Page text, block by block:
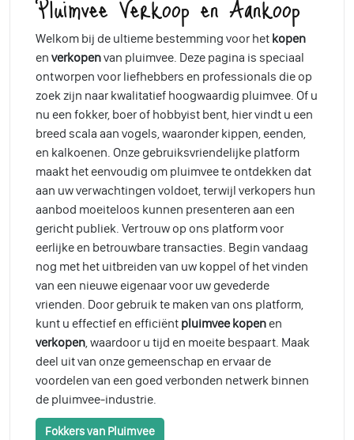
Welkom bij de ultieme bestemming voor het kopen
en verkopenvan pluimvee. Deze pagina is speciaal
ontworpen voor liefhebbers en professionals die op
zoek zijn naar kwalitatief hoogwaardig pluimvee. Of u
nu een fokker, boer of hobbyist bent, hier vindt u een
breed scala aan vogels, waaronder kippen, eenden,
en kalkoenen. Onze gebruiksvriendelijke platform
maakt het eenvoudig om pluimvee te ontdekken dat
aan uw verwachtingen voldoet, terwijl verkopers hun
aanbod moeiteloos kunnen presenteren aan een
gericht publiek. Vertrouw op ons platform voor
eerlijke en betrouwbare transacties. Begin vandaag
nog met het uitbreiden van uw koppel of het vinden
van een nieuwe eigenaar voor uw gevederde
vrienden. Door gebruik te maken van ons platform,
kunt u effectief en efficiënt pluimvee kopen en
verkopen, waardoor u tijd en moeite bespaart. Maak
deel uit van onze gemeenschap en ervaar de
voordelen van een goed verbonden netwerk binnen
de pluimvee-industrie.
Fokkers van Pluimvee